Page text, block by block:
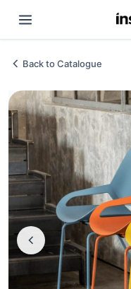
Back to Catalogue